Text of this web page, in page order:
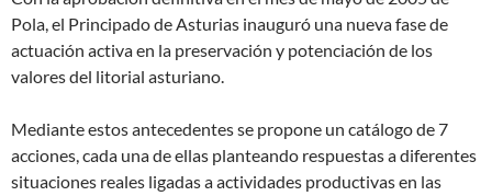
Pola, el Principado de Asturias inauguró una nueva fase de
actuación activa en la preservación y potenciación de los
valores del litorial asturiano.
Mediante estos antecedentes se propone un catálogo de 7
acciones, cada una de ellas planteando respuestas a diferentes
situaciones reales ligadas a actividades productivas en las